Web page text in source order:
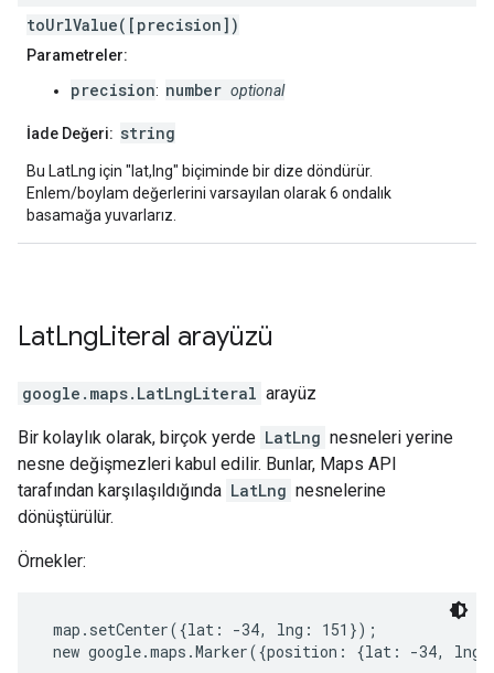
toUrlValue([precision])
Parametreler:
precision: number optional
İade Değeri: string
Bu LatLng için "lat,lng" biçiminde bir dize döndürür.
Enlem/boylam değerlerini varsayılan olarak 6 ondalık
basamağa yuvarlarız.
LatLngLiteral arayüzü
google.maps. LatLngLiteral arayüz
Bir kolaylık olarak, birçok yerde LatLng nesneleri yerine
nesne değişmezleri kabul edilir. Bunlar, Maps API
tarafından karşılaşıldığında LatLng nesnelerine
dönüştürülür.
Örnekler:
map.setCenter({lat: -34, lng: 151});
new google.maps.Marker({position: {lat: -34,